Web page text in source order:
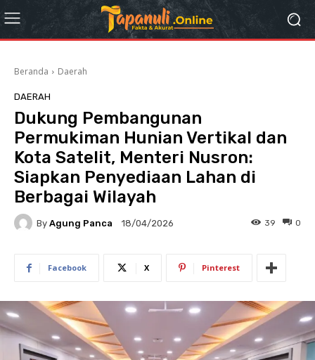
Beranda Daerah
DAERAH
Dukung Pembangunan
Permukiman Hunian Vertikal dan
Kota Satelit, Menteri Nusron:
Siapkan Penyediaan Lahan di
Berbagai Wilayah
By Agung Panca 18/04/2026 0
39
Facebook X Pinterest